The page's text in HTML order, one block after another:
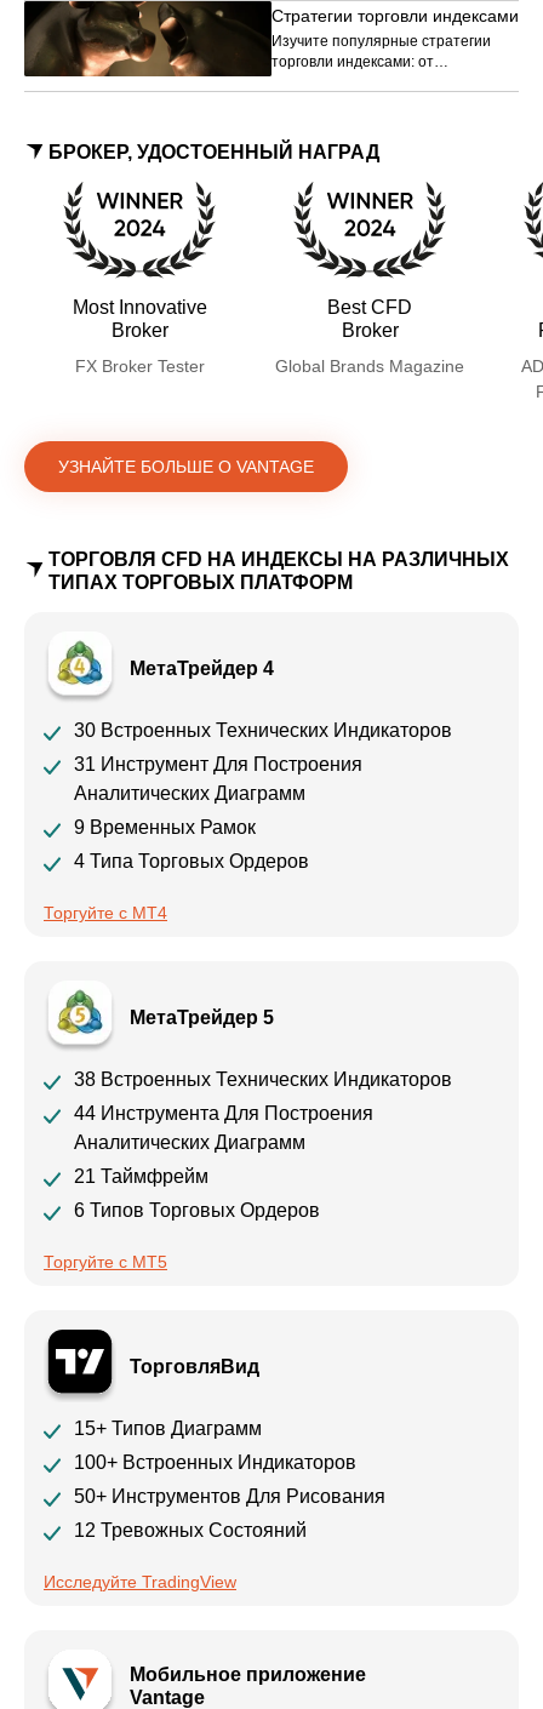
торговля индексами.
Стратегии торговли индексами
Изучите популярные стратегии
торговли индексами: от
БРОКЕР, УДОСТОЕННЫЙ НАГРАД
Most Innovative
Broker
FX Broker Tester
Best CFD
Broker
Global Brands Magazine
УЗНАЙТЕ БОЛЬШЕ О VANTAGE
ТОРГОВЛЯ CFD НА ИНДЕКСЫ НА РАЗЛИЧНЫХ
ТИПАХ ТОРГОВЫХ ПЛАТФОРМ
МетаТрейдер 4
30 Встроенных Технических Индикаторов
31 Инструмент Для Построения
Аналитических Диаграмм
9 Временных Рамок
4 Типа Торговых Ордеров
Торгуйте с MT4
МетаТрейдер 5
38 Встроенных Технических Индикаторов
44 Инструмента Для Построения
Аналитических Диаграмм
21 Таймфрейм
6 Типов Торговых Ордеров
Торгуйте с MT5
ТорговляВид
15+ Типов Диаграмм
100+ Встроенных Индикаторов
50+ Инструментов Для Рисования
12 Тревожных Состояний
Исследуйте TradingView
Мобильное приложение
Vantage